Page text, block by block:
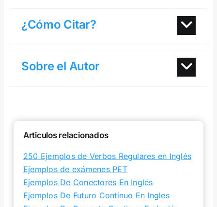
¿Cómo Citar?
Sobre el Autor
Articulos relacionados
250 Ejemplos de Verbos Regulares en Inglés
Ejemplos de exámenes PET
Ejemplos De Conectores En Inglés
Ejemplos De Futuro Continuo En Ingles